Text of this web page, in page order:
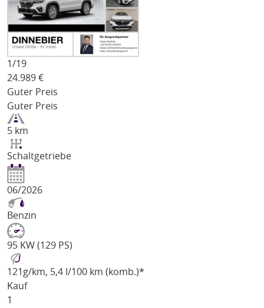
1/19
24.989 €
Guter Preis
Guter Preis
5 km
Schaltgetriebe
06/2026
Benzin
95 KW (129 PS)
121 g/km, 5,4 l/100 km (komb.)*
Kauf
1